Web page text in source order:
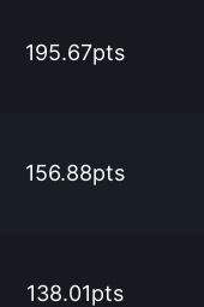
195.67pts
156.88pts
138.01pts